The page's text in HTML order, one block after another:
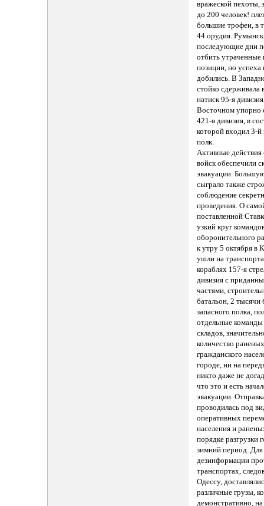
вражеской пехоты,
до 200 человек!
большие трофеи, в
44 орудия.
последующие дни
отбить утраченные
позиции, но успеха
добились. В
стойко сдерживала
натиск 95-я
Восточном упорно
421-я дивизия, в
которой входил 3-й
полк.
Активные действия
войск обеспечили
эвакуации.
сыграло также
соблюдение
проведения. О
поставленной
узкий круг
оборонительного
к утру 5 октября в
ушли на
кораблях 157-я
дивизия с
частями,
батальон, 2 тысячи
запасного полка,
отдельные
складов,
количество
гражданского
городе, ни на
никто даже не
что это и есть
эвакуации.
проводилась под
оперативных
населения и
порядке разгрузки
зимний период. Для
дезинформации
транспортах,
Одессу,
различные грузы,
демонстративно,